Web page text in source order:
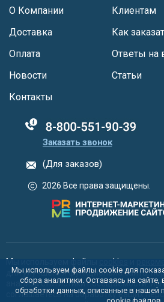
О Компании
Доставка
Оплата
Новости
Клиентам
Как
Ответы на
Статьи
Контакты
88005555550
Заказать звонок
(Для заказов)
2026 Все права защищены.
Мы используем файлы cookies
для улучшения функционала сайта,
анализа статистики посещаемости.
соглашаетесь на обработку ваших
Мы используем файлы cookie для
сбора аналитики. Оставаясь на
обработки данных, описанные в нашей